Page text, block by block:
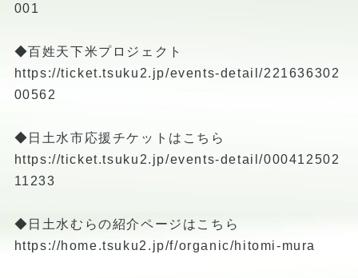
001
◆百姓天下米プロジェクト
https://ticket.tsuku2.jp/events-detail/221636302
00562
◆日土水市応援チケットはこちら
https://ticket.tsuku2.jp/events-detail/000412502
11233
◆日土水むらの紹介ページはこちら
https://home.tsuku2.jp/f/organic/hitomi-mura